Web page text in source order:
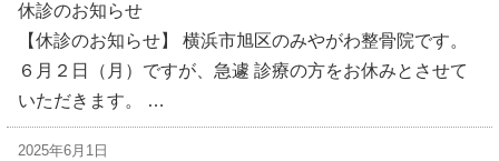
休診のお知らせ
【休診のお知らせ】 横浜市旭区のみやがわ整骨院です。
６月２日（月）ですが、急遽 診療の方をお休みとさせて
いただきます。 …
2025年6月1日